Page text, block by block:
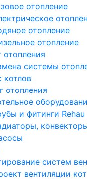
отопление
отопление
отопление
отопления
системы
котлов
отопления
и фитинги Rehau
систем
вентиляции